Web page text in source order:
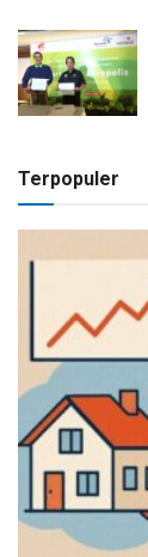
Terpopuler